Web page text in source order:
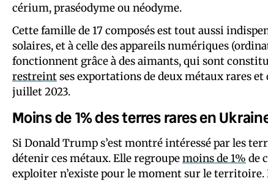
cérium, praséodyme ou néodyme.
Cette famille de 17 composés est tout aussi
solaires, et à celle des appareils numériques
fonctionnent grâce à des aimants, qui sont
restreintses exportations de deux métaux rares
juillet 2023.
Moins de 1% des terres rares en
Si Donald Trump s’est montré intéressé par les
détenir ces métaux. Elle regroupemoins de 1% de
exploiter n’existe pour le moment sur le territoire.